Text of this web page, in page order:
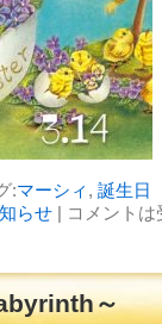
:マーシィ , 誕生日
らせ| コメント
～